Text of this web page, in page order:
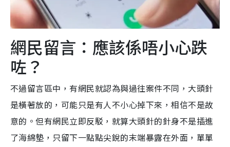
網民留言：應該係唔小心跌
咗？
不過留言區中，有網民就認為與過往案件不同，大頭針
是橫著放的，可能只是有人不小心掉下來，相信不是故
意的。但有網民立即反駁，就算大頭針的針身不是插進
了海綿墊，只留下一點點尖銳的末端暴露在外面，單單